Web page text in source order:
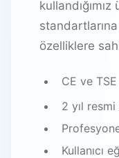
özelliklere
CE ve
2 yıl
Kullanıcı